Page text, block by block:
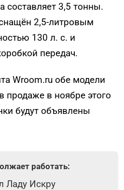
составляет 3,5 тонны.
2,5-литровым
130 л. с. и
передач.
Wroom.ru обе модели
продаже в ноябре этого
будут объявлены
работать:
Ладу Искру